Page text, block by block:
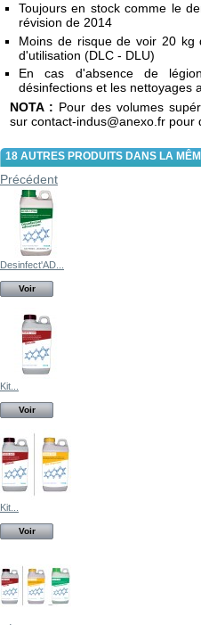
Toujours en stock comme le
révision de 2014
Moins de risque de voir 20 kg
d'utilisation (DLC - DLU)
En cas d'absence de
désinfections et les nettoyages
NOTA : Pour des volumes
sur contact-indus@anexo.fr pour
18 AUTRES PRODUITS DANS LA
Précédent
Desinfect'AD...
Voir
Kit...
Voir
Kit...
Voir